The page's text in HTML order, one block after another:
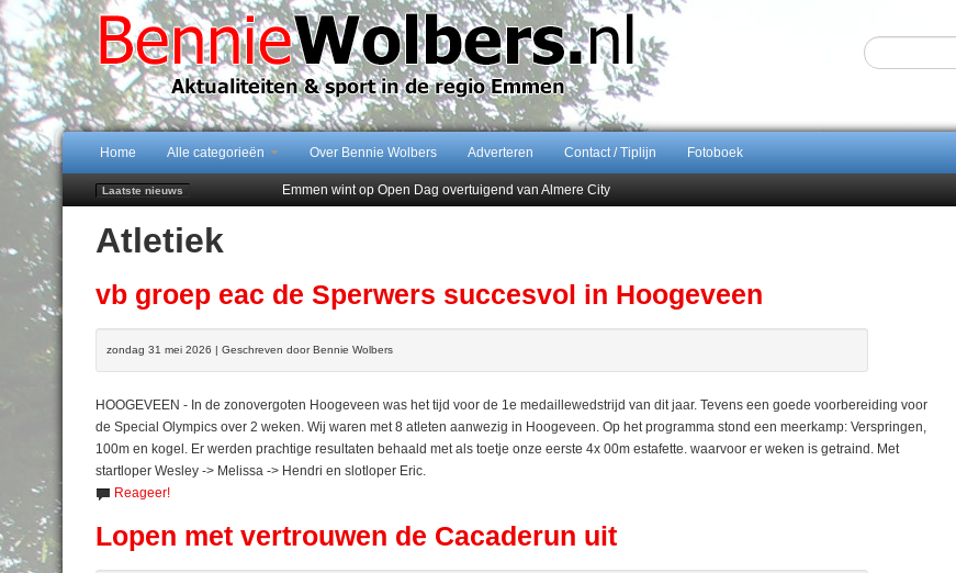
Home Alle categorieën Over Bennie Wolbers Adverteren Contact / Tiplijn Fotoboek
Laatste nieuws
Emmen wint op Open Dag overtuigend van Almere City
Atletiek
vb groep eac de Sperwers succesvol in Hoogeveen
zondag 31 mei 2026 | Geschreven door Bennie Wolbers
HOOGEVEEN - In de zonovergoten Hoogeveen was het tijd voor de 1e medaillewedstrijd van dit jaar. Tevens een goede voorbereiding voor
de Special Olympics over 2 weken. Wij waren met 8 atleten aanwezig in Hoogeveen. Op het programma stond een meerkamp: Verspringen,
100m en kogel. Er werden prachtige resultaten behaald met als toetje onze eerste 4x 00m estafette. waarvoor er weken is getraind. Met
startloper Wesley -> Melissa -> Hendri en slotloper Eric.
Reageer!
Lopen met vertrouwen de Cacaderun uit